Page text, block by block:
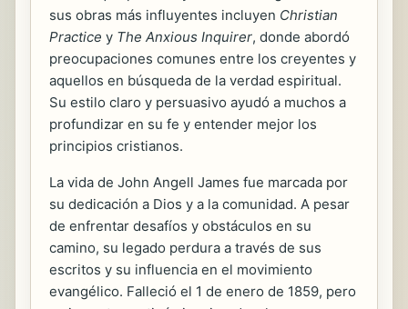
sus obras más influyentes incluyen Christian
Practice y The Anxious Inquirer, donde abordó
preocupaciones comunes entre los creyentes y
aquellos en búsqueda de la verdad espiritual.
Su estilo claro y persuasivo ayudó a muchos a
profundizar en su fe y entender mejor los
principios cristianos.
La vida de John Angell James fue marcada por
su dedicación a Dios y a la comunidad. A pesar
de enfrentar desafíos y obstáculos en su
camino, su legado perdura a través de sus
escritos y su influencia en el movimiento
evangélico. Falleció el 1 de enero de 1859, pero